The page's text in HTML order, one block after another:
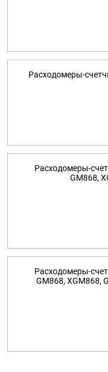
Расходомеры-
Расходомеры-
GM868,
Расходомеры-
GM868, XGM868,